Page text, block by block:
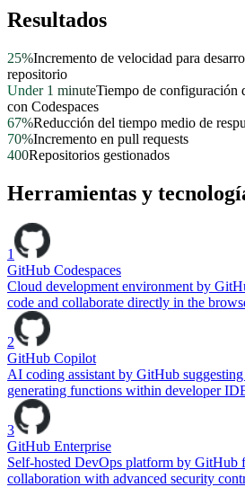
Resultados
25%Incremento de velocidad para
repositorio
Under 1 minuteTiempo de configuración
con Codespaces
67%Reducción del tiempo medio de
70%Incremento en pull requests
400Repositorios gestionados
Herramientas y
1
GitHub Codespaces
Cloud development environment by
code and collaborate directly in the
2
GitHub Copilot
AI coding assistant by GitHub
generating functions within developer
3
GitHub Enterprise
Self-hosted DevOps platform by GitHub
collaboration with advanced security